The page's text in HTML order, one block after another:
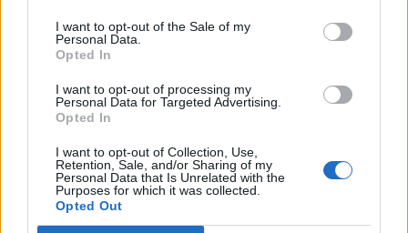
I want to opt-out of the Sale of my
Personal Data.
Opted In
I want to opt-out of processing my
Personal Data for Targeted Advertising.
Opted In
I want to opt-out of Collection, Use,
Retention, Sale, and/or Sharing of my
Personal Data that Is Unrelated with the
Purposes for which it was collected.
Opted Out
carrière
19 novembre 2025